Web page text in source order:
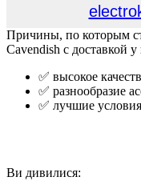
Причины, по которым
Cavendish с доставкой у
✅ высокое
✅ разнообразие
✅ лучшие
Ви дивилися: